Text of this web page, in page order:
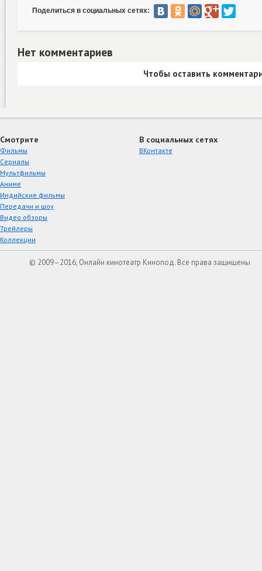
Поделиться в социальных сетях:
Нет комментариев
Чтобы оставить
Смотрите
Фильмы
Сериалы
Мультфильмы
Аниме
Индийские фильмы
Передачи и шоу
Видео обзоры
Трейлеры
Коллекции
В социальных сетях
ВКонтакте
© 2009–2016, Онлайн кинотеатр Кинопод. Все права защищены